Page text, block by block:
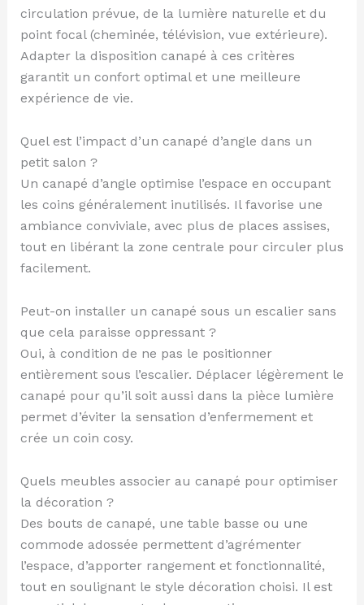
circulation prévue, de la lumière naturelle et du
point focal (cheminée, télévision, vue extérieure).
Adapter la disposition canapé à ces critères
garantit un confort optimal et une meilleure
expérience de vie.
Quel est l’impact d’un canapé d’angle dans un
petit salon ?
Un canapé d’angle optimise l’espace en occupant
les coins généralement inutilisés. Il favorise une
ambiance conviviale, avec plus de places assises,
tout en libérant la zone centrale pour circuler plus
facilement.
Peut-on installer un canapé sous un escalier sans
que cela paraisse oppressant ?
Oui, à condition de ne pas le positionner
entièrement sous l’escalier. Déplacer légèrement le
canapé pour qu’il soit aussi dans la pièce lumière
permet d’éviter la sensation d’enfermement et
crée un coin cosy.
Quels meubles associer au canapé pour optimiser
la décoration ?
Des bouts de canapé, une table basse ou une
commode adossée permettent d’agrémenter
l’espace, d’apporter rangement et fonctionnalité,
tout en soulignant le style décoration choisi. Il est